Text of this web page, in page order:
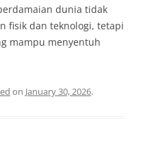
dunia tidak
fisik dan teknologi, tetapi
mampu menyentuh
on January 30, 2026.